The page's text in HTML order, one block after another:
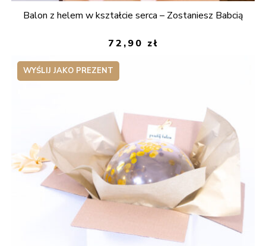
Balon z helem w kształcie serca – Zostaniesz Babcią
72,90 zł
WYŚLIJ JAKO PREZENT